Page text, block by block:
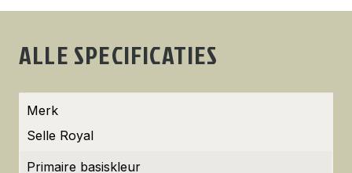
ALLE SPECIFICATIES
Merk
Selle Royal
Primaire basiskleur